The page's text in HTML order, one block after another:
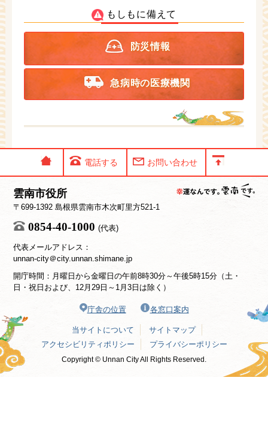
もしもに備えて
防災情報
急病時の医療機関
電話する お問い合わせ
雲南市役所
〒699-1392 島根県雲南市木次町里方521-1
0854-40-1000 (代表)
代表メールアドレス：
unnan-city＠city.unnan.shimane.jp
開庁時間：月曜日から金曜日の午前8時30分～午後5時15分（土・
日・祝日および、12月29日～1月3日は除く）
庁舎の位置 各窓口案内
当サイトについて
サイトマップ
アクセシビリティポリシー
プライバシーポリシー
Copyright © Unnan City All Rights Reserved.